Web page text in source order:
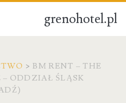
grenohotel.pl
>BM RENT – THE
– ODDZIAŁ ŚLĄSK